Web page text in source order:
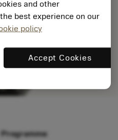
Programme
and other
best experience on our
policy
Accept Cookies